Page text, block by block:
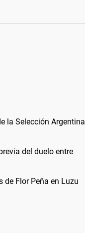
la Selección Argentina
del duelo entre
Flor Peña en Luzu